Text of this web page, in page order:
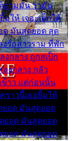
ถามมัน ว่ามัน
ให้ เจอะเด็กใต้
ด มันสุดยอด สุด
รักสาวราม ที่พัก
งกลาง ถูกสเป็ก
ลงกลาง กลัว
ข้าว แต่ก่อนนั้น
ราวนี้เธอยิ้มให้
ยอด มันสุดยอด
ยอด มันสุดยอด
ยอด มันสุดยอด